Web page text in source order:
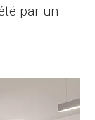
par un